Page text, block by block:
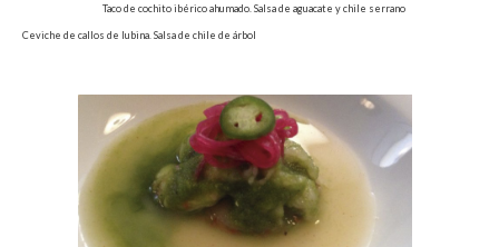
Taco de cochito ibérico ahumado. Salsa de aguacate y chile serrano
Ceviche de callos de lubina. Salsa de chile de árbol